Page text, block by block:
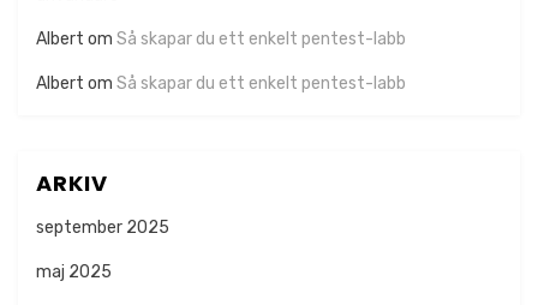
Albert om Så skapar du ett enkelt pentest-labb
Albert om Så skapar du ett enkelt pentest-labb
ARKIV
september 2025
maj 2025